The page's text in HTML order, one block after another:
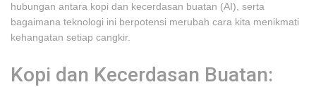
hubungan antara kopi dan kecerdasan buatan (AI), serta
bagaimana teknologi ini berpotensi merubah cara kita menikmati
kehangatan setiap cangkir.
Kopi dan Kecerdasan Buatan: